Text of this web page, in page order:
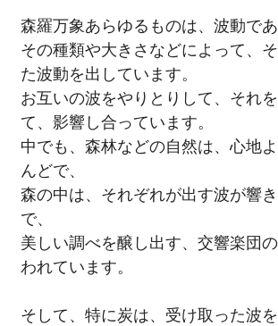
森羅万象あらゆるものは、波動であ
その種類や大きさなどによって、
た波動を出しています。
お互いの波をやりとりして、それ
て、影響し合っています。
中でも、森林などの自然は、心地
んどで、
森の中は、それぞれが出す波が響
で、
美しい調べを醸し出す、交響楽団
われています。
そして、特に炭は、受け取った波を